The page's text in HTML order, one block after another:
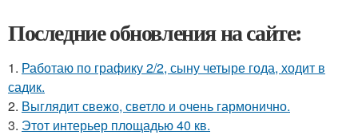
Последние обновления на сайте:
1. Работаю по графику 2/2, сыну четыре года, ходит в
садик.
2. Выглядит свежо, светло и очень гармонично.
3. Этот интерьер площадью 40 кв.